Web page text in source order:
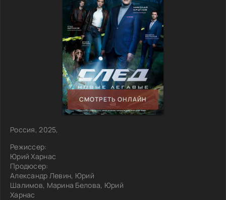
СМОТРЕТЬ ОНЛАЙН
Россия, 2025,
Режиссер:
Юрий Харнас
Продюсер:
Александр Левин, Юрий
Шалимов, Марина Белова, Юрий
Харнас